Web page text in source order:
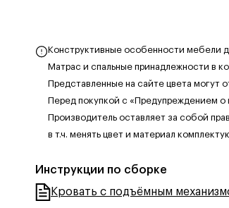
Конструктивные особенности мебели
Матрас и спальные принадлежности в
Представленные на сайте цвета могут
Перед покупкой с «Предупреждением о
Производитель оставляет за собой
в т.ч. менять цвет и материал
Инструкции по сборке
Кровать с подъёмным